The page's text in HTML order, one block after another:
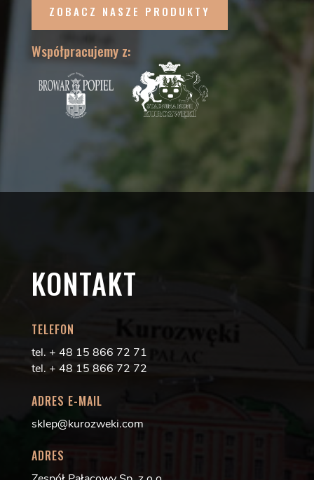
ZOBACZ NASZE PRODUKTY
Współpracujemy z:
KONTAKT
TELEFON
tel. + 48 15 866 72 71
tel. + 48 15 866 72 72
ADRES E-MAIL
sklep@kurozweki.com
ADRES